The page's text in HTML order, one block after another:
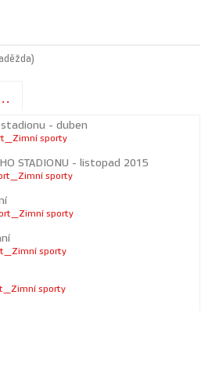
- duben
sporty
STADIONU - listopad 2015
sporty
sporty
sporty
sporty